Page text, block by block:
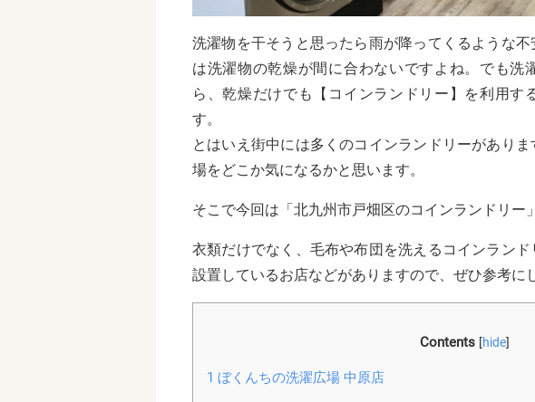
洗濯物を干そうと思ったら雨が降ってくるような
は洗濯物の乾燥が間に合わないですよね。でも洗
ら、乾燥だけでも【コインランドリー】を利用す
す。
とはいえ街中には多くのコインランドリーがあり
場をどこか気になるかと思います。
そこで今回は「北九州市戸畑区のコインランドリー
衣類だけでなく、毛布や布団を洗えるコインラン
設置しているお店などがありますので、ぜひ参考に
Contents [hide]
1 ぼくんちの洗濯広場 中原店